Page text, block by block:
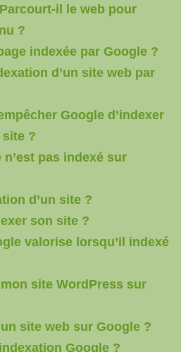
il le web pour
?
indexée par Google ?
d’un site web par
Google d’indexer
site ?
pas indexé sur
d’un site ?
son site ?
valorise lorsqu’il indexé
site WordPress sur
site web sur Google ?
Google ?